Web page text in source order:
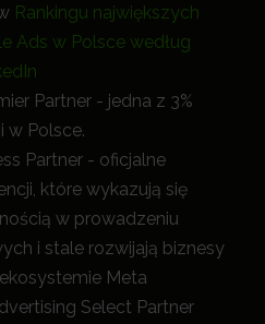
Rankingu największych
Ads w Polsce według
Partner - jedna z 3%
w Polsce.
Partner - oficjalne
które wykazują się
w prowadzeniu
i stale rozwijają biznesy
Meta
Select Partner